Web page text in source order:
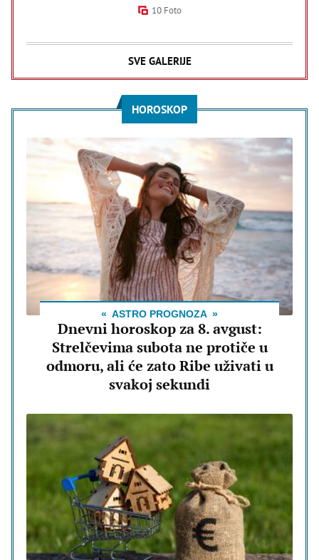
10 Foto
SVE GALERIJE
HOROSKOP
ASTRO PROGNOZA
Dnevni horoskop za 8. avgust:
Strelčevima subota ne protiče u
odmoru, ali će zato Ribe uživati u
svakoj sekundi